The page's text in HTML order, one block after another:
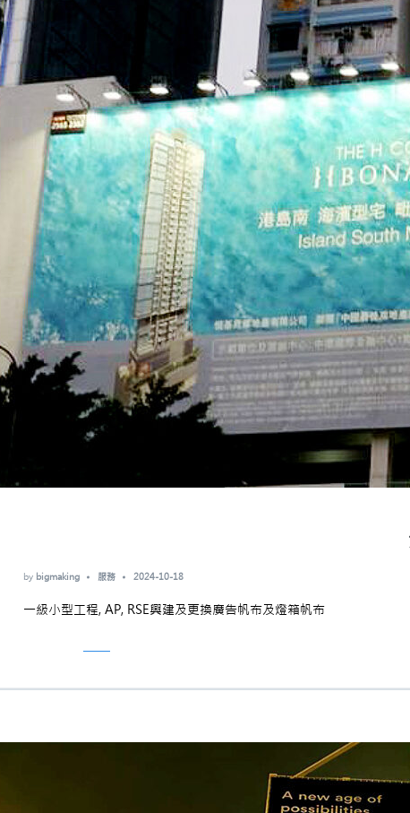
by bigmaking 服務 2024-10-18
一級小型工程, AP, RSE興建及更換廣告帆布及燈箱帆布